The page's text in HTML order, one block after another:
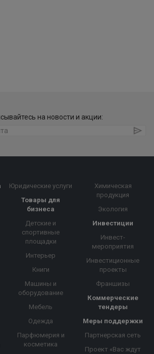
на новости и акции:
Юридические услуги
Товары для
бизнеса
Детские и
спортивные
площадки
Интерьер
Книги
Машины и
оборудование
Мебель
Одежда
Парфюмерия и
косметика
Химическая
продукция
Экология
Инвестиции
Инвест-
мероприятия
Инвестиционные
проекты
Франшизы
Коммерческие
тендеры
Меры поддержки
Партнерская сеть
Проект «Вас ждут